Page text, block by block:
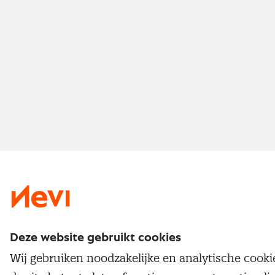
Deze website gebruikt cookies
Wij gebruiken noodzakelijke en analytische